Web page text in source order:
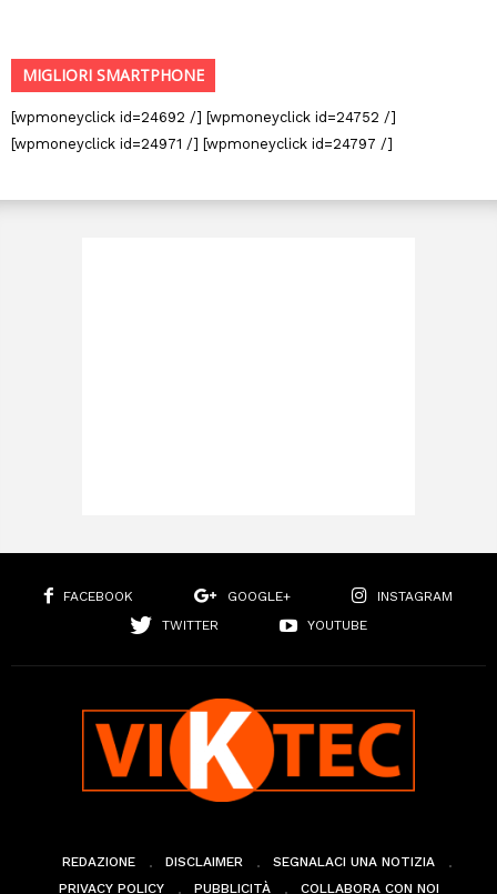
MIGLIORI SMARTPHONE
[wpmoneyclick id=24692 /] [wpmoneyclick id=24752 /]
[wpmoneyclick id=24971 /] [wpmoneyclick id=24797 /]
FACEBOOK GOOGLE+
INSTAGRAM
TWITTER
YOUTUBE
REDAZIONE DISCLAIMER
SEGNALACI UNA NOTIZIA
PRIVACY POLICY
PUBBLICITÀ COLLABORA CON NOI